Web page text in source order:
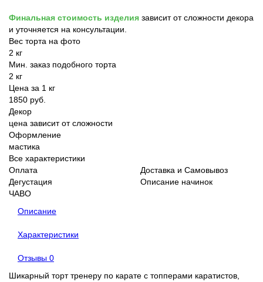
Финальная стоимость изделия зависит от сложности декора
и уточняется на консультации.
Вес торта на фото
2 кг
Мин. заказ подобного торта
2 кг
Цена за 1 кг
1850 руб.
Декор
цена зависит от сложности
Оформление
мастика
Все характеристики
Оплата
Доставка и Самовывоз
Дегустация
Описание начинок
ЧАВО
Описание
Характеристики
Отзывы 0
Шикарный торт тренеру по карате с топперами каратистов,